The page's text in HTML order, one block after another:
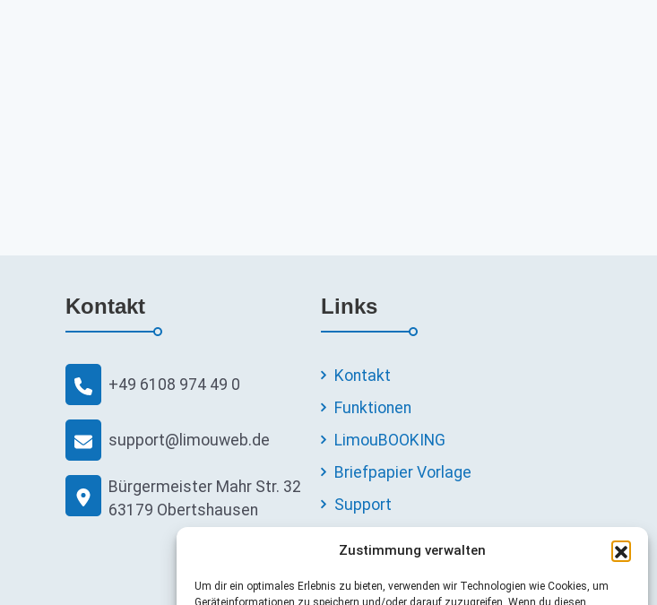
Zustimmung verwalten
Um dir ein optimales Erlebnis zu bieten, verwenden wir Technologien wie Cookies, um
Geräteinformationen zu speichern und/oder darauf zuzugreifen. Wenn du diesen
Kontakt
+49 6108 974 49 0
support@limouweb.de
Bürgermeister Mahr Str. 32
63179 Obertshausen
Links
Kontakt
Funktionen
LimouBOOKING
Briefpapier Vorlage
Support